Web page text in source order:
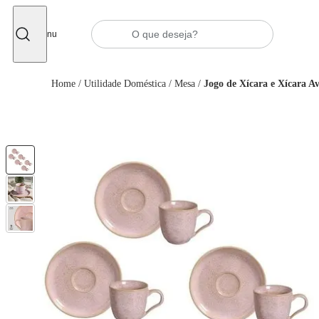
Menu
Home / Utilidade Doméstica / Mesa / Jogo de Xícara e Xícara